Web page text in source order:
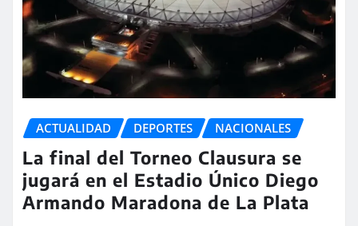
ACTUALIDAD DEPORTES NACIONALES
La final del Torneo Clausura se
jugará en el Estadio Único Diego
Armando Maradona de La Plata